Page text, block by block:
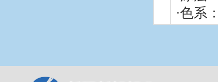
·色系